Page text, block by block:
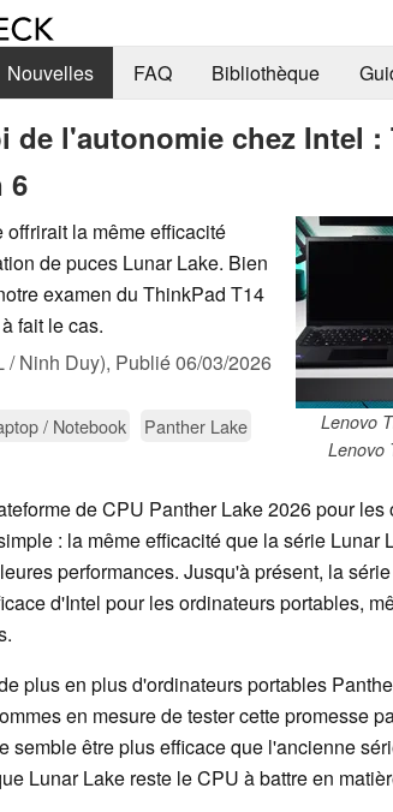
Nouvelles FAQ Bibliothèque
de l'autonomie chez Intel :
6
Lenovo
Lenovo
la même efficacité
de puces Lunar Lake. Bien
examen du ThinkPad T14
fait le cas.
Ninh Duy), Publié06/03/2026
/ Notebook
Panther Lake
de CPU Panther Lake 2026 pour les
: la même efficacité que la série Lunar
performances. Jusqu'à présent, la
d'Intel pour les ordinateurs portables,
plus en plus d'ordinateurs portables
en mesure de tester cette promesse
semble être plus efficace que l'ancienne
Lunar Lake reste le CPU à battre en